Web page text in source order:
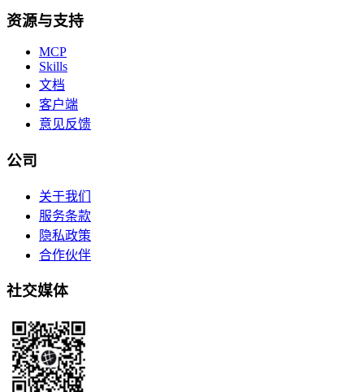
资源与支持
MCP
Skills
文档
客户端
意见反馈
公司
关于我们
服务条款
隐私政策
合作伙伴
社交媒体